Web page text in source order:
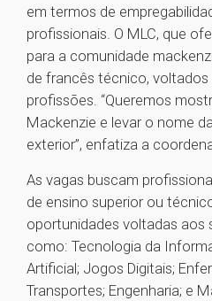
em termos de
profissionais. O MLC, que
para a comunidade
de francês técnico, voltados
profissões. “Queremos
Mackenzie e levar o nome
exterior”, enfatiza a
As vagas buscam
de ensino superior ou
oportunidades voltadas aos
como: Tecnologia da
Artificial; Jogos Digitais;
Transportes; Engenharia; e